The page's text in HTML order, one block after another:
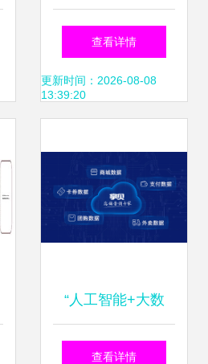
圆满闭幕，中服云
亮相展会成果斐
引领行业新趋势
查看详情
更新时间：2026-08-08
13:39:20
“人工智能+大数
据”如何催生线下个
查看详情